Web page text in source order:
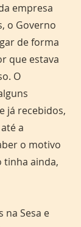
empresa
o Governo
de forma
que estava
O
já recebidos,
a
o motivo
tinha ainda,
na Sesa e